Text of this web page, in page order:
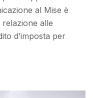
al Mise è
alle
d’imposta per